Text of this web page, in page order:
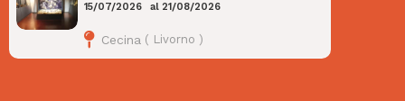
15/07/2026 al 21/08/2026
Cecina ( Livorno )